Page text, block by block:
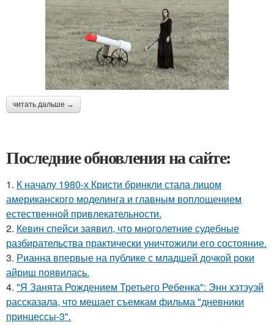
читать дальше →
Последние обновления на сайте:
1. К началу 1980-х Кристи бринкли стала лицом
американского моделинга и главным воплощением
естественной привлекательности.
2. Кевин спейси заявил, что многолетние судебные
разбирательства практически уничтожили его состояние.
3. Рианна впервые на публике с младшей дочкой роки
айриш появилась.
4. "Я Занята Рождением Третьего Ребенка": Энн хэтэуэй
рассказала, что мешает съемкам фильма "дневники
принцессы-3".